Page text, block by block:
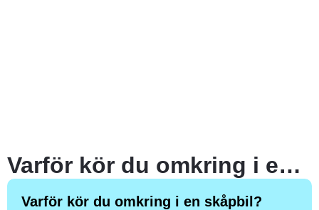
Varför kör du omkring i en skåpbil?
Varför kör du omkring i en skåpbil?